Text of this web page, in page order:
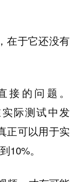
在于它还没有
的问题。
实际测试中发
正可以用于实
10%。